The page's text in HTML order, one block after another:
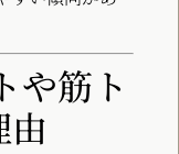
や筋ト
由